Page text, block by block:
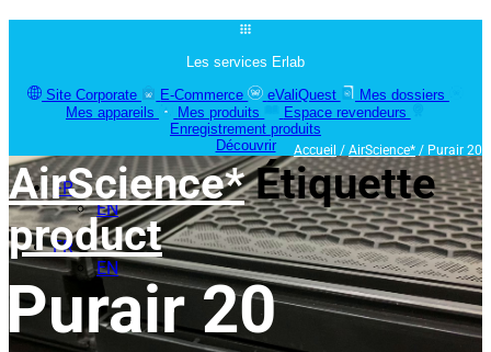
Les services Erlab
Site Corporate
E-Commerce eValiQuest
Mes dossiers
Mes appareils
Mes produits
Espace revendeurs
Enregistrement produits
Découvrir
FR
EN
FR
EN
Accueil / AirScience* / Purair 20
AirScience* Étiquette
product
Purair 20